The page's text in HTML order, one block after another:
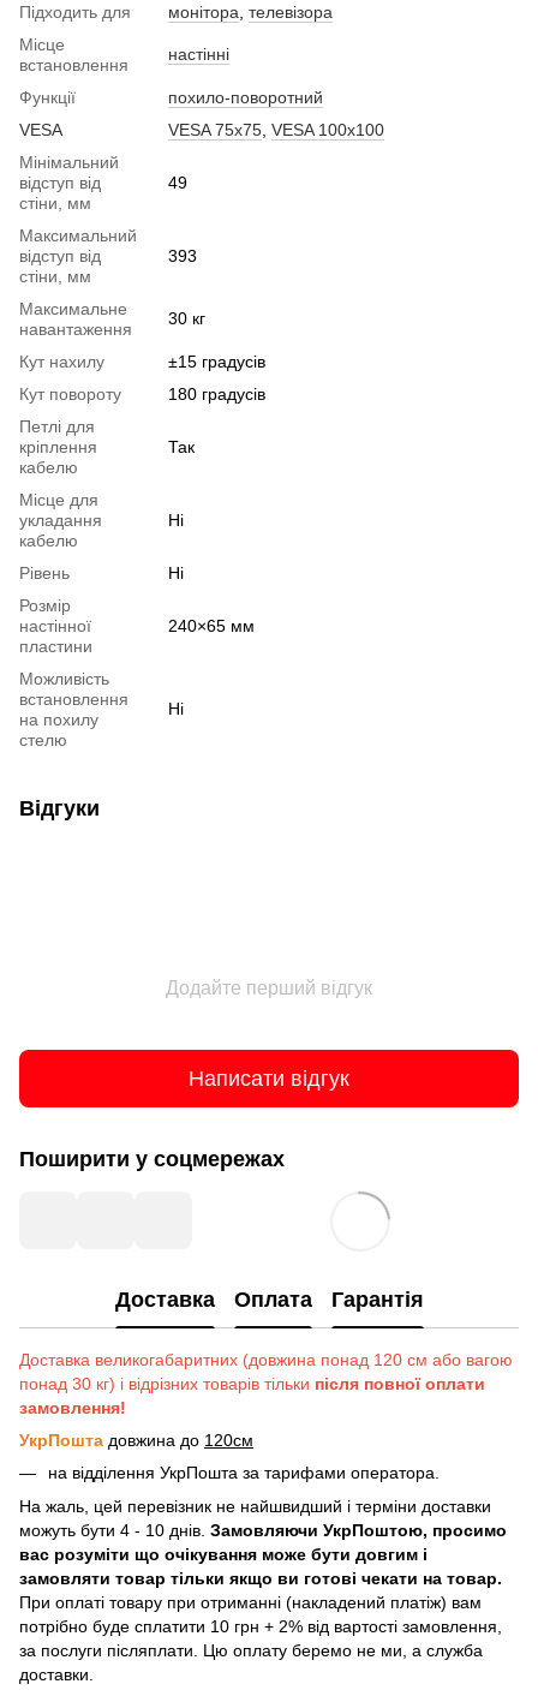
Підходить для
монітора телевізора
Місце
встановлення
настінні
Функції
похило-поворотний
VESA
VESA 75x75 VESA 100x100
Мінімальний
відступ від
стіни, мм
49
Максимальний
відступ від
стіни, мм
393
Максимальне
навантаження
30 кг
Кут нахилу
±15 градусів
Кут повороту
180 градусів
Петлі для
кріплення
кабелю
Так
Місце для
укладання
кабелю
Ні
Рівень
Ні
Розмір
настінної
пластини
240×65 мм
Можливість
встановлення
на похилу
стелю
Ні
Відгуки
Додайте перший відгук
Написати відгук
Поширити у соцмережах
Доставка Оплата Гарантія
Доставка великогабаритних (довжина понад 120 см або вагою
понад 30 кг) і відрізних товарів тільки після повної оплати
замовлення!
УкрПошта довжина до 120см
на відділення УкрПошта за тарифами оператора.
На жаль, цей перевізник не найшвидший і терміни доставки
можуть бути 4 - 10 днів. Замовляючи УкрПоштою, просимо
вас розуміти що очікування може бути довгим і
замовляти товар тільки якщо ви готові чекати на товар.
При оплаті товару при отриманні (накладений платіж) вам
потрібно буде сплатити 10 грн + 2% від вартості замовлення,
за послуги післяплати. Цю оплату беремо не ми, а служба
доставки.